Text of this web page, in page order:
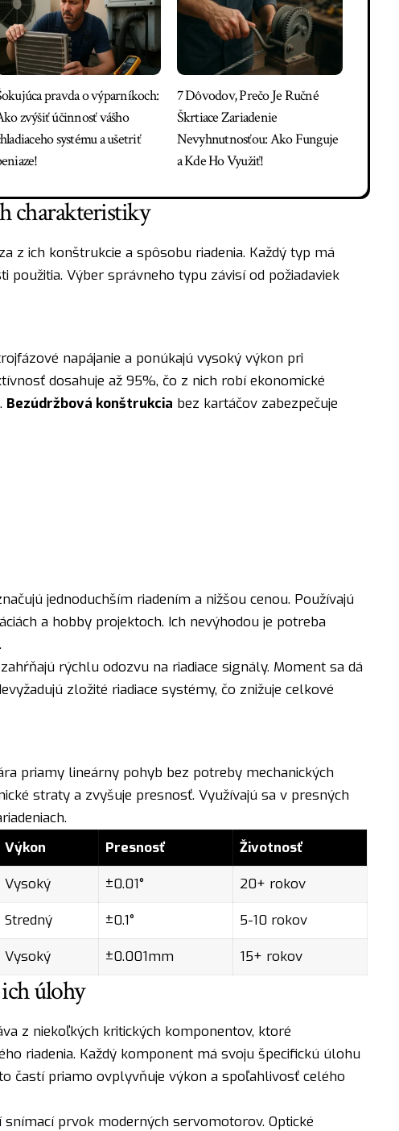
pravda o výparníkoch:
zvýšiť účinnosť vášho
systému a ušetriť
7 Dôvodov, Prečo Je Ručné
Škrtiace Zariadenie
Nevyhnutnosťou: Ako Funguje
a Kde Ho Využiť!
charakteristiky
z ich konštrukcie a spôsobu riadenia. Každý typ má
použitia. Výber správneho typu závisí od požiadaviek
napájanie a ponúkajú vysoký výkon pri
dosahuje až 95%, čo z nich robí ekonomické
Bezúdržbová konštrukcia bez kartáčov zabezpečuje
jednoduchším riadením a nižšou cenou. Používajú
a hobby projektoch. Ich nevýhodou je potreba
rýchlu odozvu na riadiace signály. Moment sa dá
zložité riadiace systémy, čo znižuje celkové
priamy lineárny pohyb bez potreby mechanických
straty a zvyšuje presnosť. Využívajú sa v presných
Výkon Presnosť
Životnosť
Vysoký ±0.01°
20+ rokov
Stredný ±0.1°
5-10 rokov
Vysoký ±0.001mm 15+ rokov
úlohy
z niekoľkých kritických komponentov, ktoré
riadenia. Každý komponent má svoju špecifickú úlohu
častí priamo ovplyvňuje výkon a spoľahlivosť celého
snímací prvok moderných servomotorov. Optické